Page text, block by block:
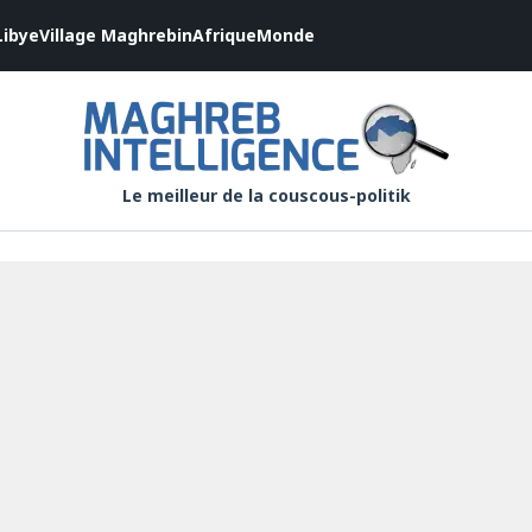
Village MaghrebinAfriqueMonde
Le meilleur de la couscous-politik